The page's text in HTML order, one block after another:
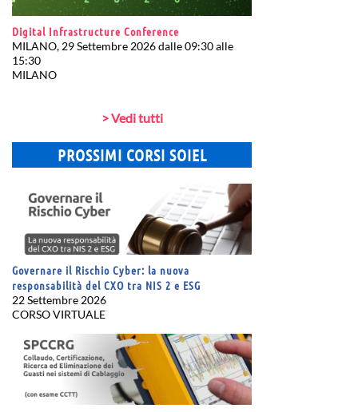
Digital Infrastructure Conference
MILANO, 29 Settembre 2026 dalle 09:30 alle
15:30
MILANO
> Vedi tutti
PROSSIMI CORSI SOIEL
Governare il Rischio Cyber: la nuova
responsabilità del CXO tra NIS 2 e ESG
22 Settembre 2026
CORSO VIRTUALE